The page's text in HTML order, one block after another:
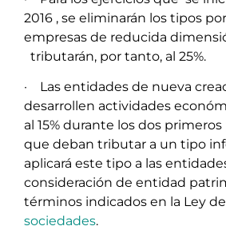
2016 , se eliminarán los tipos
empresas de reducida
tributarán, por tanto, al 25%.
· Las entidades de nueva
desarrollen actividades
al 15% durante los dos
que deban tributar a un tipo
aplicará este tipo a las
consideración de entidad
términos indicados en la Ley del
sociedades.